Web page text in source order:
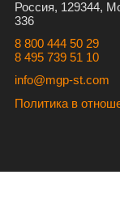
Россия, 129344,
336
8 800 444 50 29
8 495 739 51 10
info@mgp-st.com
Политика в